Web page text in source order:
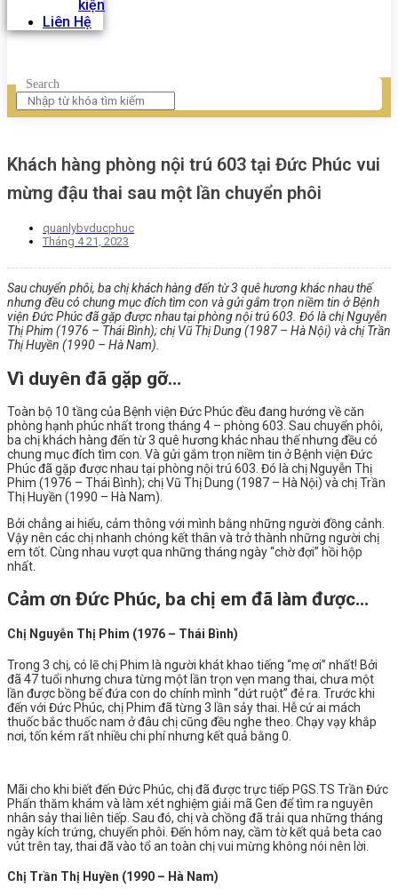
kiện
Liên Hệ
Search
Khách hàng phòng nội trú 603 tại Đức Phúc vui
mừng đậu thai sau một lần chuyển phôi
quanlybvducphuc
Tháng 4 21, 2023
Sau chuyển phôi, ba chị khách hàng đến từ 3 quê hương khác nhau thế
nhưng đều có chung mục đích tìm con và gửi gắm trọn niềm tin ở Bệnh
viện Đức Phúc đã gặp được nhau tại phòng nội trú 603. Đó là chị Nguyễn
Thị Phim (1976 – Thái Bình); chị Vũ Thị Dung (1987 – Hà Nội) và chị Trần
Thị Huyền (1990 – Hà Nam).
Vì duyên đã gặp gỡ…
Toàn bộ 10 tầng của Bệnh viện Đức Phúc đều đang hướng về căn
phòng hạnh phúc nhất trong tháng 4 – phòng 603. Sau chuyển phôi,
ba chị khách hàng đến từ 3 quê hương khác nhau thế nhưng đều có
chung mục đích tìm con. Và gửi gắm trọn niềm tin ở Bệnh viện Đức
Phúc đã gặp được nhau tại phòng nội trú 603. Đó là chị Nguyễn Thị
Phim (1976 – Thái Bình); chị Vũ Thị Dung (1987 – Hà Nội) và chị Trần
Thị Huyền (1990 – Hà Nam).
Bởi chẳng ai hiểu, cảm thông với mình bằng những người đồng cảnh.
Vậy nên các chị nhanh chóng kết thân và trở thành những người chị
em tốt. Cùng nhau vượt qua những tháng ngày “chờ đợi” hồi hộp
nhất.
Cảm ơn Đức Phúc, ba chị em đã làm được…
Chị Nguyễn Thị Phim (1976 – Thái Bình)
Trong 3 chị, có lẽ chị Phim là người khát khao tiếng “mẹ ơi” nhất! Bởi
đã 47 tuổi nhưng chưa từng một lần trọn vẹn mang thai, chưa một
lần được bồng bế đứa con do chính mình “dứt ruột” đẻ ra. Trước khi
đến với Đức Phúc, chị Phim đã từng 3 lần sảy thai. Hễ cứ ai mách
thuốc bắc thuốc nam ở đâu chị cũng đều nghe theo. Chạy vạy khắp
nơi, tốn kém rất nhiều chi phí nhưng kết quả bằng 0.
Mãi cho khi biết đến Đức Phúc, chị đã được trực tiếp PGS.TS Trần Đức
Phấn thăm khám và làm xét nghiệm giải mã Gen để tìm ra nguyên
nhân sảy thai liên tiếp. Sau đó, chị và chồng đã trải qua những tháng
ngày kích trứng, chuyển phôi. Đến hôm nay, cầm tờ kết quả beta cao
vút trên tay, thai đã vào tổ an toàn chị vui mừng không nói nên lời.
Chị Trần Thị Huyền (1990 – Hà Nam)